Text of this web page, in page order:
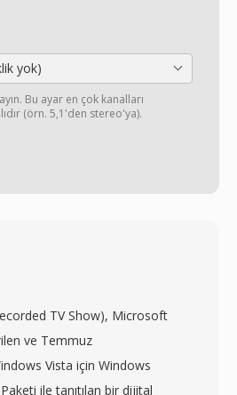
yok)
Bu ayar en çok kanalları
(örn. 5,1'den stereo'ya).
TV Show), Microsoft
ve Temmuz
Vista için Windows
ile tanıtılan bir dijital